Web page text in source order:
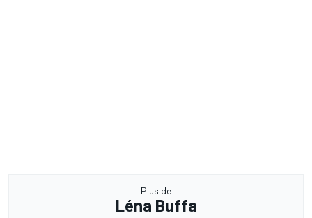
Plus de
Léna Buffa